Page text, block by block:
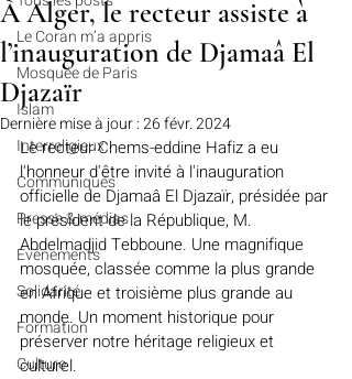
Le Coran m’a appris
Mosquée de Paris
Islam
Interreligieux
Communiqués
Presse & médias
Evénements
Solidarité
Formation
Culture
À Alger, le recteur assiste à
l’inauguration de Djamaâ El
Djazaïr
Dernière mise à jour :26 févr. 2024
Le recteur Chems-eddine Hafiz a eu
l'honneur d'être invité à l'inauguration
officielle de Djamaâ El Djazaïr, présidée par
le président de la République, M.
Abdelmadjid Tebboune. Une magnifique
mosquée, classée comme la plus grande
en Afrique et troisième plus grande au
monde. Un moment historique pour
préserver notre héritage religieux et
culturel.